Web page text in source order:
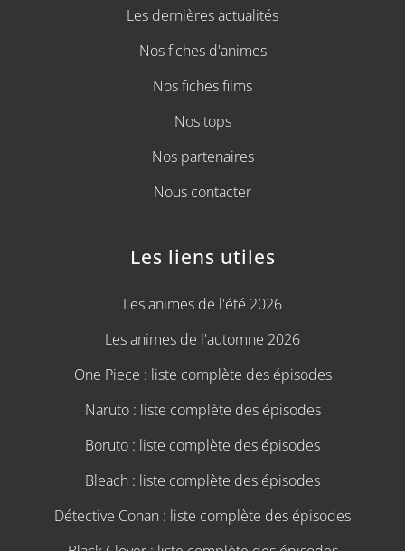
Les dernières actualités
Nos fiches d'animes
Nos fiches films
Nos tops
Nos partenaires
Nous contacter
Les liens utiles
Les animes de l'été 2026
Les animes de l'automne 2026
One Piece : liste complète des épisodes
Naruto : liste complète des épisodes
Boruto : liste complète des épisodes
Bleach : liste complète des épisodes
Détective Conan : liste complète des épisodes